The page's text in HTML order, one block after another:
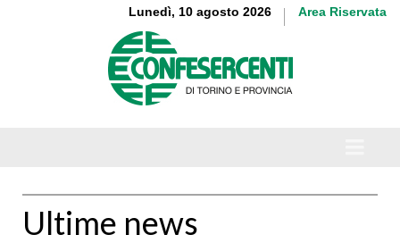
Lunedì, 10 agosto 2026 Area Riservata
Ultime news